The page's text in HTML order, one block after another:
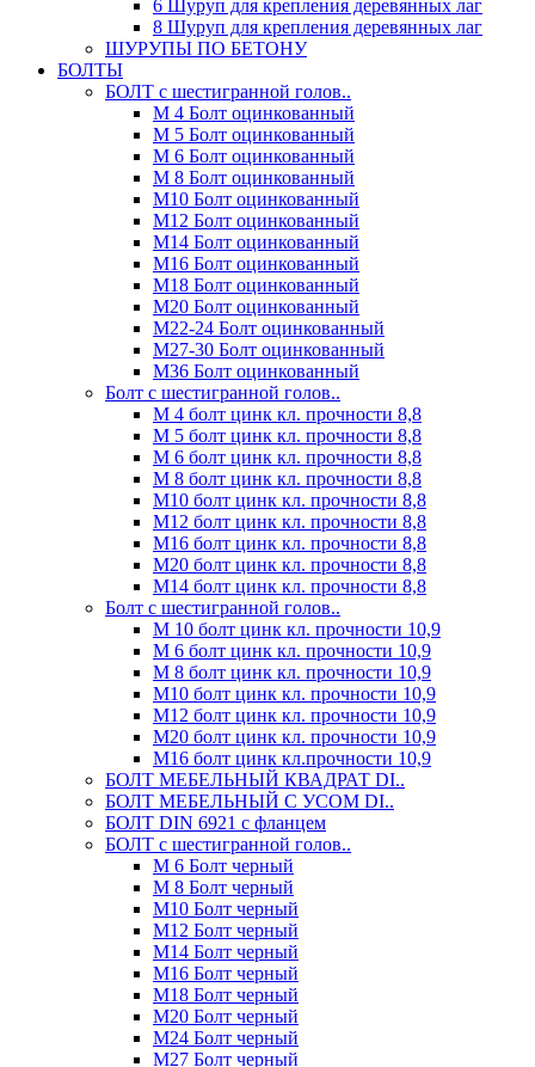
6 Шуруп для крепления деревянных лаг
8 Шуруп для крепления деревянных лаг
ШУРУПЫ ПО БЕТОНУ
БОЛТЫ
БОЛТ с шестигранной голов..
М 4 Болт оцинкованный
М 5 Болт оцинкованный
М 6 Болт оцинкованный
М 8 Болт оцинкованный
М10 Болт оцинкованный
М12 Болт оцинкованный
М14 Болт оцинкованный
М16 Болт оцинкованный
М18 Болт оцинкованный
М20 Болт оцинкованный
М22-24 Болт оцинкованный
М27-30 Болт оцинкованный
М36 Болт оцинкованный
Болт с шестигранной голов..
М 4 болт цинк кл. прочности 8,8
М 5 болт цинк кл. прочности 8,8
М 6 болт цинк кл. прочности 8,8
М 8 болт цинк кл. прочности 8,8
М10 болт цинк кл. прочности 8,8
М12 болт цинк кл. прочности 8,8
М16 болт цинк кл. прочности 8,8
М20 болт цинк кл. прочности 8,8
М14 болт цинк кл. прочности 8,8
Болт с шестигранной голов..
М 10 болт цинк кл. прочности 10,9
М 6 болт цинк кл. прочности 10,9
М 8 болт цинк кл. прочности 10,9
М10 болт цинк кл. прочности 10,9
М12 болт цинк кл. прочности 10,9
М20 болт цинк кл. прочности 10,9
М16 болт цинк кл.прочности 10,9
БОЛТ МЕБЕЛЬНЫЙ КВАДРАТ DI..
БОЛТ МЕБЕЛЬНЫЙ С УСОМ DI..
БОЛТ DIN 6921 c фланцем
БОЛТ с шестигранной голов..
М 6 Болт черный
М 8 Болт черный
М10 Болт черный
М12 Болт черный
М14 Болт черный
М16 Болт черный
М18 Болт черный
М20 Болт черный
М24 Болт черный
М27 Болт черный